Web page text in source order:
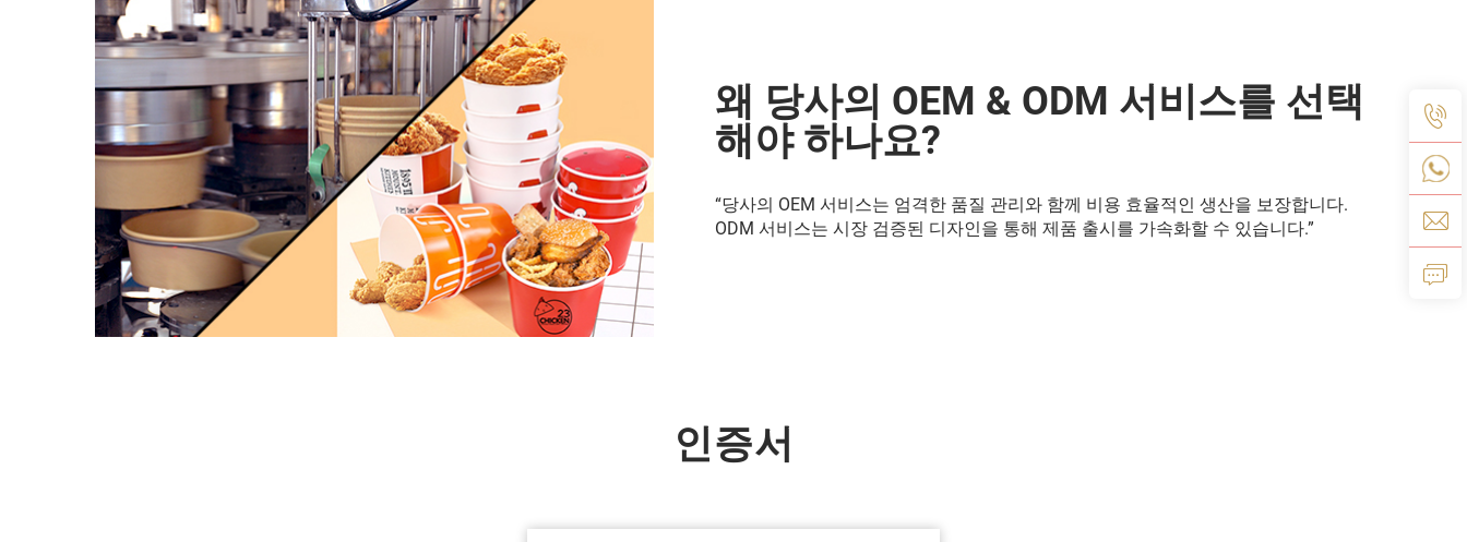
왜 당사의 OEM & ODM 서비스를 선택
해야 하나요?
“당사의 OEM 서비스는 엄격한 품질 관리와 함께 비용 효율적인 생산을 보장합니다.
ODM 서비스는 시장 검증된 디자인을 통해 제품 출시를 가속화할 수 있습니다.”
인증서